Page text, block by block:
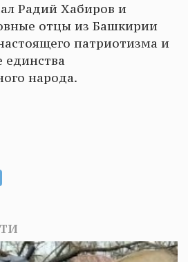
Радий Хабиров и
отцы из Башкирии
патриотизма и
единства
народа.